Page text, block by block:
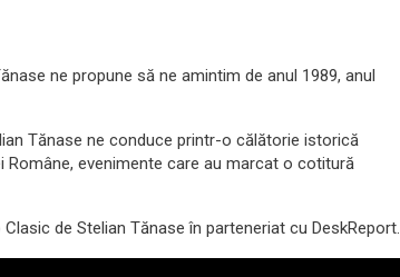
ne propune să ne amintim de anul 1989, anul
Tănase ne conduce printr-o călătorie istorică
Române, evenimente care au marcat o cotitură
de Stelian Tănase în parteneriat cu DeskReport.